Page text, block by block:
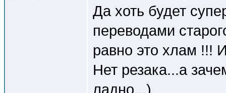
Да хоть будет
переводами
равно это хлам !!!
Нет резака...а
ладно...)